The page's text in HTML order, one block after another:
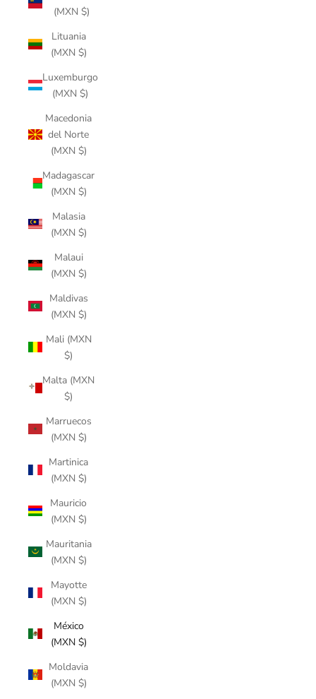
(MXN $)
Lituania
(MXN $)
Luxemburgo
(MXN $)
Macedonia
del Norte
(MXN $)
Madagascar
(MXN $)
Malasia
(MXN $)
Malaui
(MXN $)
Maldivas
(MXN $)
Mali (MXN
$)
Malta (MXN
$)
Marruecos
(MXN $)
Martinica
(MXN $)
Mauricio
(MXN $)
Mauritania
(MXN $)
Mayotte
(MXN $)
México
(MXN $)
Moldavia
(MXN $)